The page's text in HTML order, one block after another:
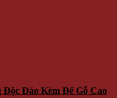
Độc Đáo Kèm Đế Gỗ Cao